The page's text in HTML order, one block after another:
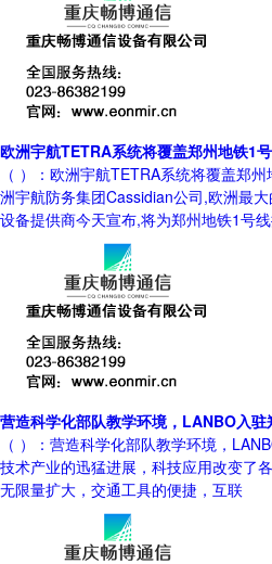
欧洲宇航TETRA系统将覆盖郑州地铁1
（ ）：欧洲宇航TETRA系统将覆盖郑
洲宇航防务集团Cassidian公司,欧洲最
设备提供商今天宣布,将为郑州地铁1号
营造科学化部队教学环境，LANBO入
（ ）：营造科学化部队教学环境，
技术产业的迅猛进展，科技应用改变了
无限量扩大，交通工具的便捷，互联